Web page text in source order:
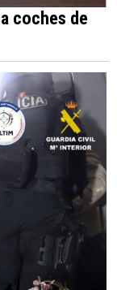
coches de